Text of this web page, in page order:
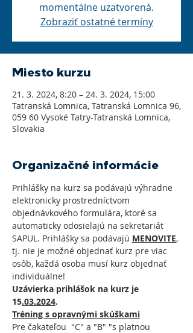
momentálne uzatvorená.
Zobraziť ostatné termíny
Miesto kurzu
21. 3. 2024, 8:20 – 24. 3. 2024, 15:00
Tatranská Lomnica, Tatranská Lomnica 96,
059 60 Vysoké Tatry-Tatranská Lomnica,
Slovakia
Organizačné informácie
Prihlášky na kurz sa podávajú výhradne
elektronicky prostredníctvom
objednávkového formulára, ktoré sa
automaticky odosielajú na sekretariát
SAPUL. Prihlášky sa podávajú MENOVITE,
tj. nie je možné objednať kurz pre viac
osôb, každá osoba musí kurz objednať
individuálne!
Uzávierka prihlášok na kurz je
15.03.2024.
Tréning s opravnými skúškami
Pre čakateľou  "C" a "B" "s platnou